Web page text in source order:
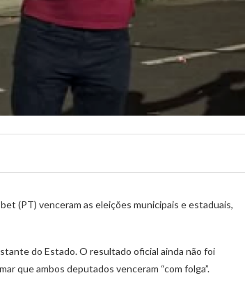
(PT) venceram as eleições municipais e estaduais,
do Estado. O resultado oficial ainda não foi
que ambos deputados venceram “com folga”.